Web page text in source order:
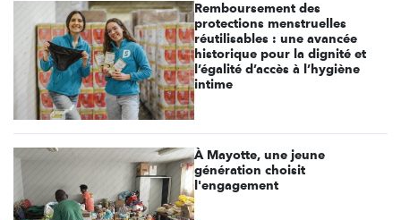
Remboursement des
protections menstruelles
réutilisables : une avancée
historique pour la dignité et
l’égalité d’accès à l’hygiène
intime
À Mayotte, une jeune
génération choisit
l'engagement